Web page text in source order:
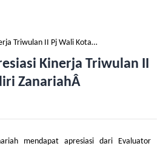
Triwulan II Pj Wali Kota…
Kinerja Triwulan II
ZanariahÂ
mendapat apresiasi dari Evaluator